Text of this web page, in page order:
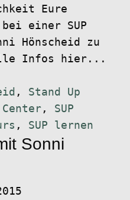
Eure
einer SUP
Hönscheid zu
Infos hier...
, Stand Up
Center, SUP
, SUP lernen
Sonni